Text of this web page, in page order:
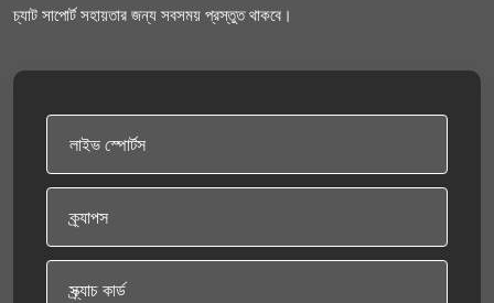
চ্যাট সাপোর্ট সহায়তার জন্য সবসময় প্রস্তুত থাকবে।
লাইভ স্পোর্টস
ক্র্যাপস
স্ক্র্যাচ কার্ড